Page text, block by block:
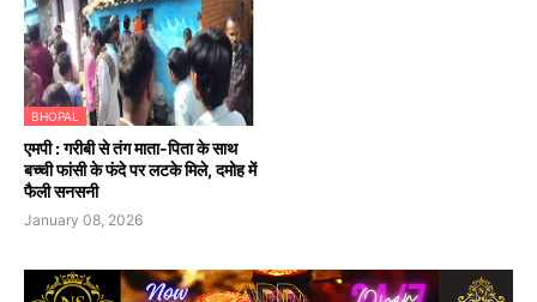
BHOPAL
एमपी : गरीबी से तंग माता-पिता के साथ
बच्ची फांसी के फंदे पर लटके मिले, दमोह में
फैली सनसनी
January 08, 2026